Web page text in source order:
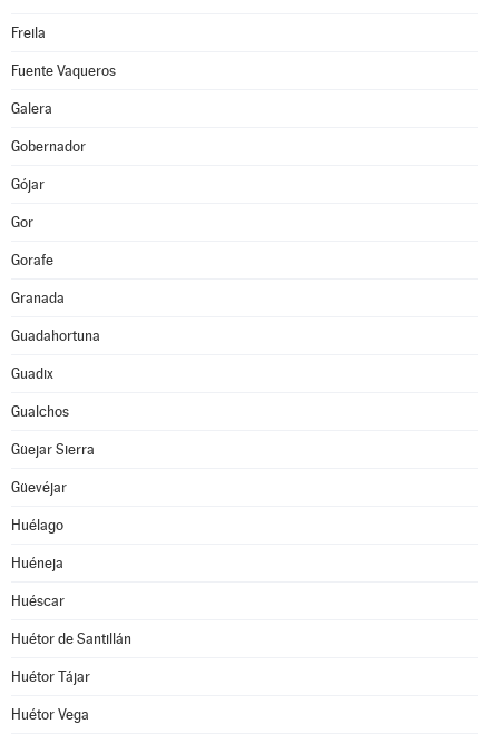
Freila
Fuente Vaqueros
Galera
Gobernador
Gójar
Gor
Gorafe
Granada
Guadahortuna
Guadix
Gualchos
Güejar Sierra
Güevéjar
Huélago
Huéneja
Huéscar
Huétor de Santillán
Huétor Tájar
Huétor Vega